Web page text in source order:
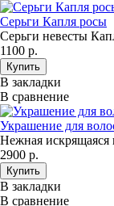
Серьги Капля росы
Серьги невесты
1100 р.
В закладки
В сравнение
Украшение для
Нежная искрящаяся
2900 р.
В закладки
В сравнение